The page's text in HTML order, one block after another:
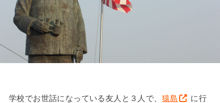
学校でお世話になっている友人と３人で、 猿島
に行